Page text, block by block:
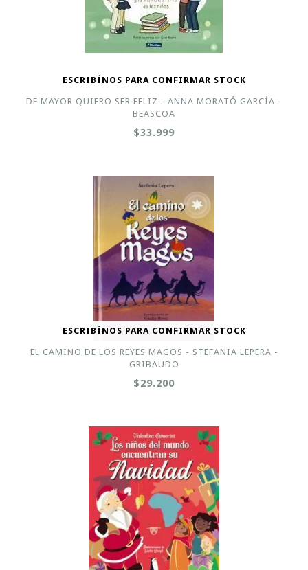
ESCRIBÍNOS PARA CONFIRMAR STOCK
DE MAYOR QUIERO SER FELIZ - ANNA MORATÓ GARCÍA -
BEASCOA
$33.999
ESCRIBÍNOS PARA CONFIRMAR STOCK
EL CAMINO DE LOS REYES MAGOS - STEFANIA LEPERA -
GRIBAUDO
$29.200